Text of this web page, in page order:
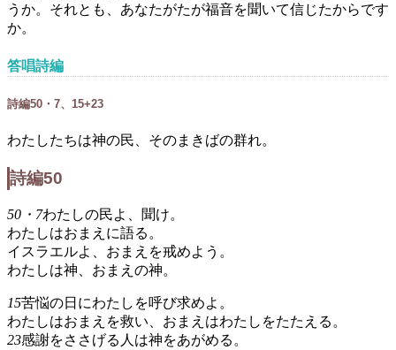
うか。それとも、あなたがたが福音を聞いて信じたからです
か。
答唱詩編
詩編50・7、15+23
わたしたちは神の民、そのまきばの群れ。
詩編50
50・7わたしの民よ、聞け。
わたしはおまえに語る。
イスラエルよ、おまえを戒めよう。
わたしは神、おまえの神。
15苦悩の日にわたしを呼び求めよ。
わたしはおまえを救い、おまえはわたしをたたえる。
23感謝をささげる人は神をあがめる。